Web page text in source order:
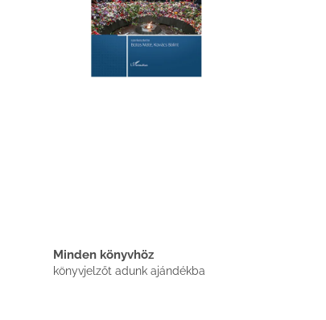
Minden könyvhöz
könyvjelzőt adunk ajándékba